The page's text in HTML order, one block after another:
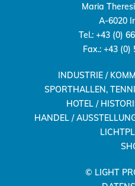
Maria
A-6020
Tel.: +43 (0)
Fax.: +43 (0)
INDUSTRIE /
SPORTHALLEN,
HOTEL /
HANDEL /
© LIGHT